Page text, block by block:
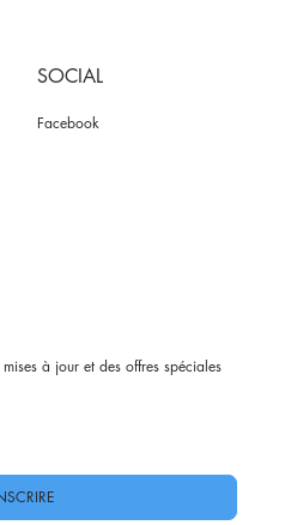
SOCIAL
Facebook
à jour et des offres spéciales